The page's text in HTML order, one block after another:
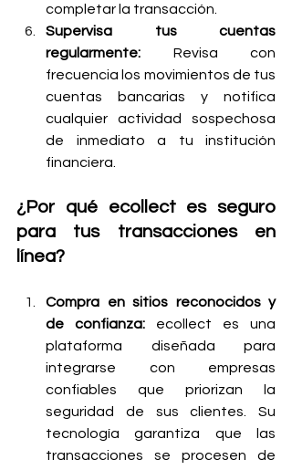
completar la transacción.
Supervisa tus cuentas
regularmente: Revisa con
frecuencia los movimientos de tus
cuentas bancarias y notifica
cualquier actividad sospechosa
de inmediato a tu institución
financiera.
¿Por qué ecollect es seguro
para tus transacciones en
línea?
Compra en sitios reconocidos y
de confianza: ecollect es una
plataforma diseñada para
integrarse con empresas
confiables que priorizan la
seguridad de sus clientes. Su
tecnología garantiza que las
transacciones se procesen de